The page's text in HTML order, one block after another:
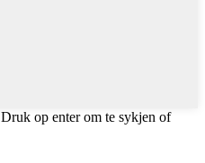
Druk op enter om te sykjen of